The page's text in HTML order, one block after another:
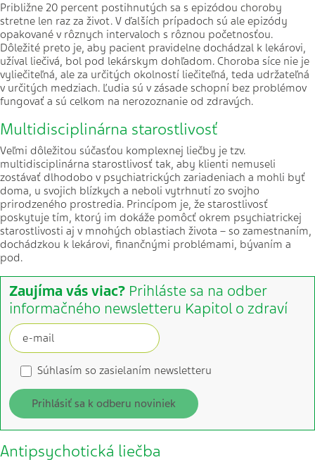
Približne 20 percent postihnutých sa s epizódou choroby
stretne len raz za život. V ďalších prípadoch sú ale epizódy
opakované v rôznych intervaloch s rôznou početnosťou.
Dôležité preto je, aby pacient pravidelne dochádzal k lekárovi,
užíval liečivá, bol pod lekárskym dohľadom. Choroba síce nie je
vyliečiteľná, ale za určitých okolností liečiteľná, teda udržateľná
v určitých medziach. Ľudia sú v zásade schopní bez problémov
fungovať a sú celkom na nerozoznanie od zdravých.
Multidisciplinárna starostlivosť
Veľmi dôležitou súčasťou komplexnej liečby je tzv.
multidisciplinárna starostlivosť tak, aby klienti nemuseli
zostávať dlhodobo v psychiatrických zariadeniach a mohli byť
doma, u svojich blízkych a neboli vytrhnutí zo svojho
prirodzeného prostredia. Princípom je, že starostlivosť
poskytuje tím, ktorý im dokáže pomôcť okrem psychiatrickej
starostlivosti aj v mnohých oblastiach života – so zamestnaním,
dochádzkou k lekárovi, finančnými problémami, bývaním a
pod.
Zaujíma vás viac? Prihláste sa na odber
informačného newsletteru Kapitol o zdraví
Súhlasím so zasielaním newsletteru
Prihlásiť sa k odberu noviniek
Antipsychotická liečba